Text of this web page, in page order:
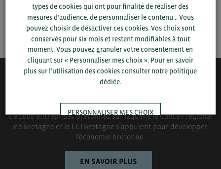
SAUVEGARDER
QUI-SOMMES NOUS ?
Bretagne Commerce International est une association de plus
de 1000 entreprises bretonnes sur laquelle le Conseil régional
de Bretagne et la CCI Bretagne s’appuient pour développer
l’économie bretonne.
EN SAVOIR PLUS
types de cookies qui ont pour finalité de réaliser des
mesures d’audience, de personnaliser le contenu... Vous
pouvez choisir de désactiver ces cookies. Vos choix sont
conservés pour six mois et restent modifiables à tout
moment. Vous pouvez granuler votre consentement en
cliquant sur « Personnaliser mes choix ». Pour en savoir
plus sur l’utilisation des cookies consulter notre politique
dédiée.
PERSONNALISER MES CHOIX